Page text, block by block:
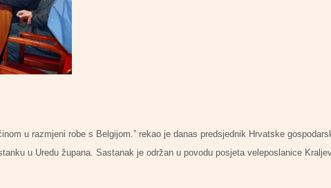
u razmjeni robe s Belgijom.” rekao je danas predsjednik Hrvatske
u Uredu župana. Sastanak je održan u povodu posjeta veleposlanice